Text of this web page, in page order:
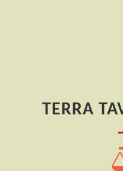
TERRA